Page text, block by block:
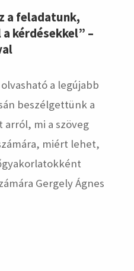
a feladatunk,
kérdésekkel” –
a legújabb
beszélgettünk a
mi a szöveg
miért lehet,
Gergely Ágnes